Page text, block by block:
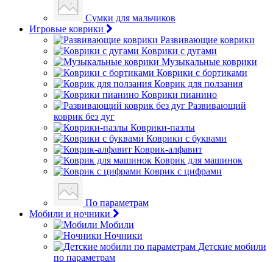
Сумки для мальчиков
Игровые коврики
Развивающие коврики
Коврики с дугами
Музыкальные коврики
Коврики с бортиками
Коврик для ползания
Коврики пианино
Развивающий
коврик без дуг
Коврики-пазлы
Коврики с буквами
Коврик-алфавит
Коврик для машинок
Коврик с цифрами
По параметрам
Мобили и ночники
Мобили
Ночники
Детские мобили
по параметрам